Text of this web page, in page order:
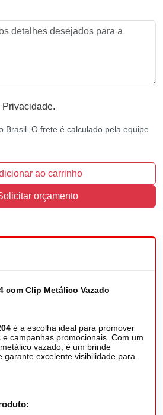
Privacidade.
Brasil. O frete é calculado pela equipe
ao carrinho
orçamento
com Clip Metálico Vazado
é a escolha ideal para promover
campanhas promocionais. Com um
vazado, é um brinde
garante excelente visibilidade para